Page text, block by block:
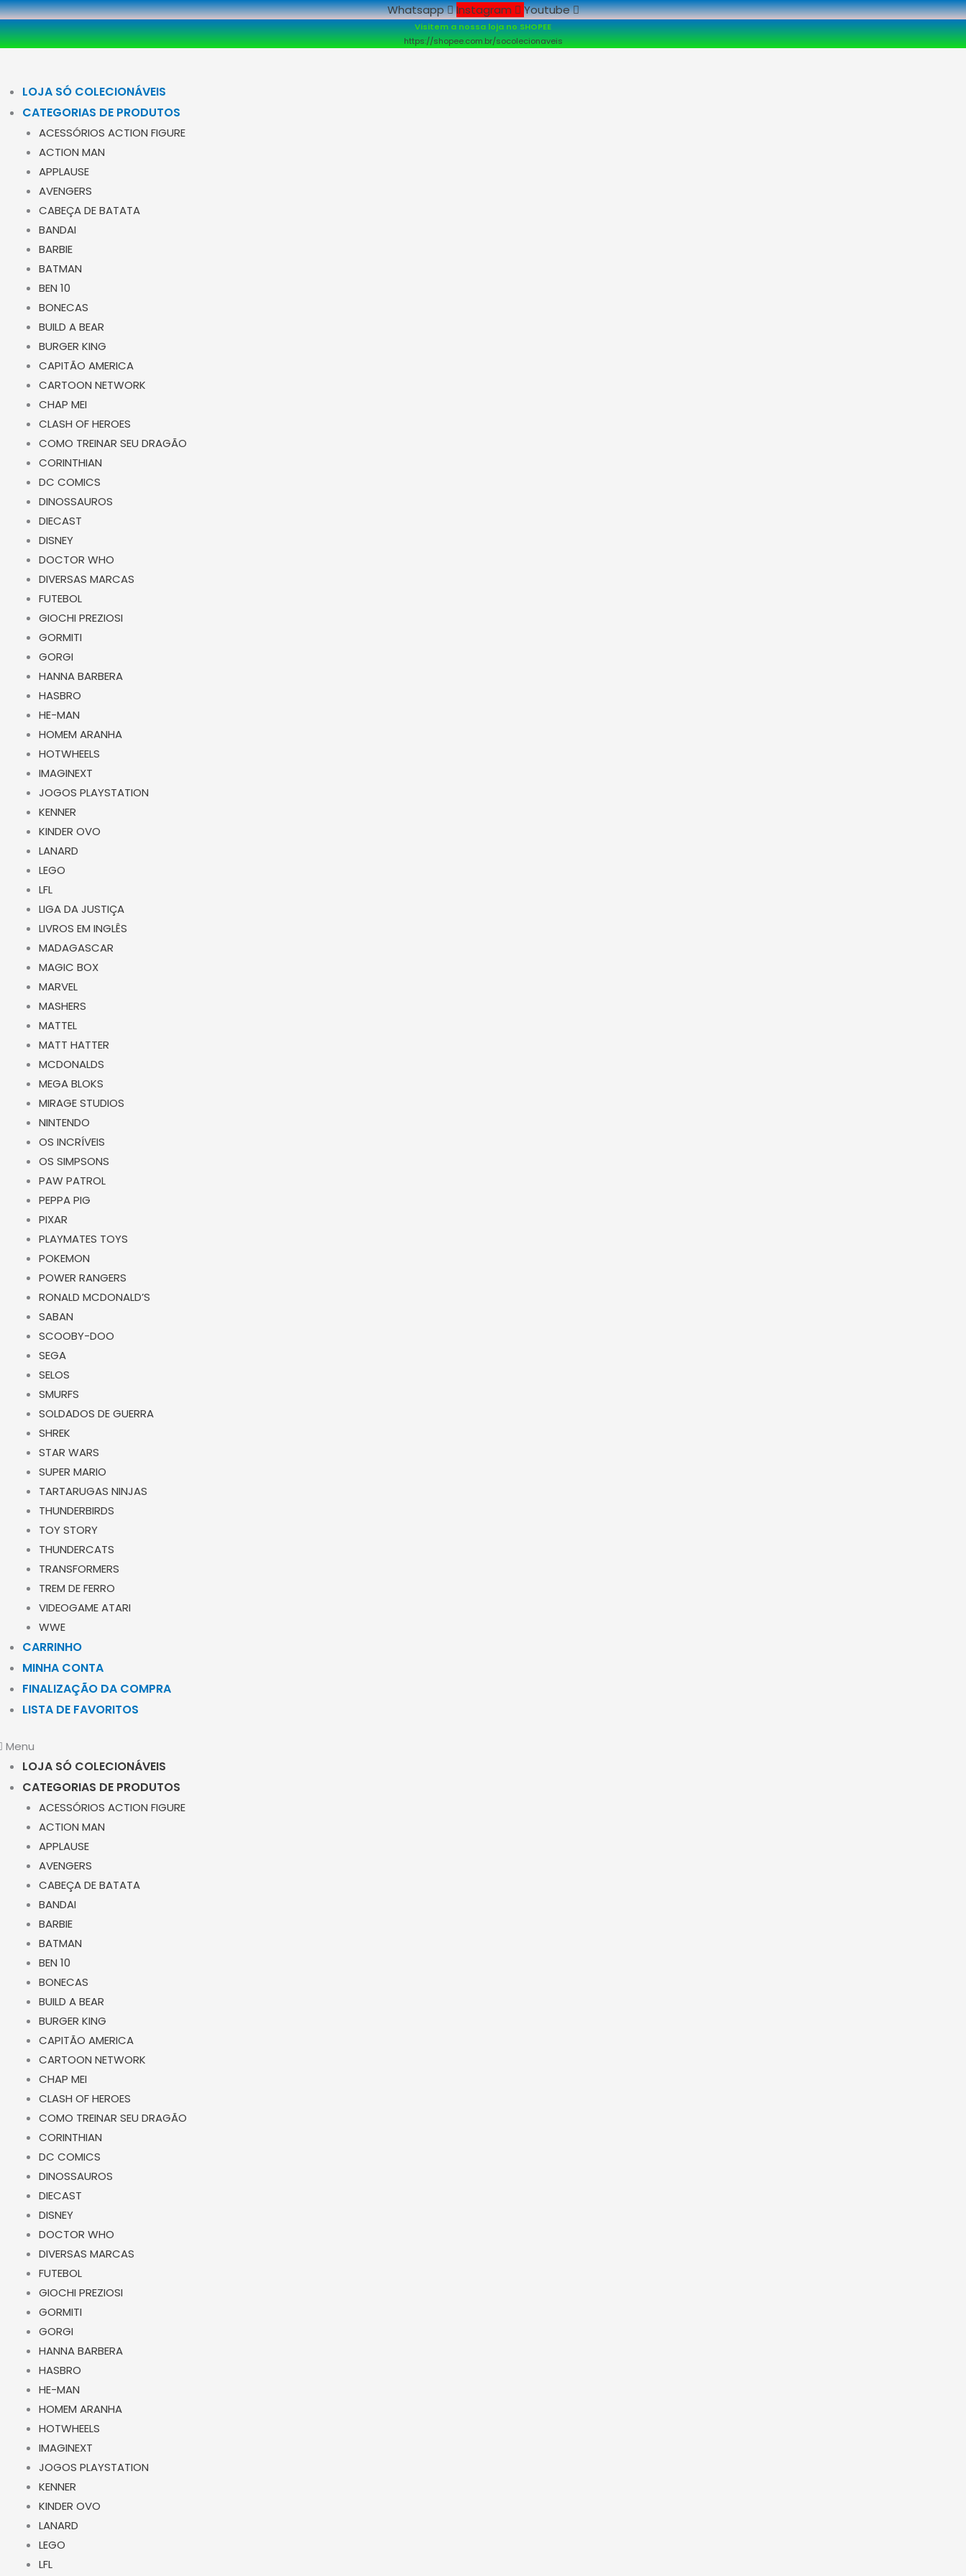
Ir
para
o
Whatsapp Instagram Youtube
Visitem a nossa loja no SHOPEE
https://shopee.com.br/socolecionaveis
LOJA SÓ COLECIONÁVEIS
CATEGORIAS DE PRODUTOS
ACESSÓRIOS ACTION FIGURE
ACTION MAN
APPLAUSE
AVENGERS
CABEÇA DE BATATA
BANDAI
BARBIE
BATMAN
BEN 10
BONECAS
BUILD A BEAR
BURGER KING
CAPITÃO AMERICA
CARTOON NETWORK
CHAP MEI
CLASH OF HEROES
COMO TREINAR SEU DRAGÃO
CORINTHIAN
DC COMICS
DINOSSAUROS
DIECAST
DISNEY
DOCTOR WHO
DIVERSAS MARCAS
FUTEBOL
GIOCHI PREZIOSI
GORMITI
GORGI
HANNA BARBERA
HASBRO
HE-MAN
HOMEM ARANHA
HOTWHEELS
IMAGINEXT
JOGOS PLAYSTATION
KENNER
KINDER OVO
LANARD
LEGO
LFL
LIGA DA JUSTIÇA
LIVROS EM INGLÊS
MADAGASCAR
MAGIC BOX
MARVEL
MASHERS
MATTEL
MATT HATTER
MCDONALDS
MEGA BLOKS
MIRAGE STUDIOS
NINTENDO
OS INCRÍVEIS
OS SIMPSONS
PAW PATROL
PEPPA PIG
PIXAR
PLAYMATES TOYS
POKEMON
POWER RANGERS
RONALD MCDONALD’S
SABAN
SCOOBY-DOO
SEGA
SELOS
SMURFS
SOLDADOS DE GUERRA
SHREK
STAR WARS
SUPER MARIO
TARTARUGAS NINJAS
THUNDERBIRDS
TOY STORY
THUNDERCATS
TRANSFORMERS
TREM DE FERRO
VIDEOGAME ATARI
WWE
CARRINHO
MINHA CONTA
FINALIZAÇÃO DA COMPRA
LISTA DE FAVORITOS
Menu
LOJA SÓ COLECIONÁVEIS
CATEGORIAS DE PRODUTOS
ACESSÓRIOS ACTION FIGURE
ACTION MAN
APPLAUSE
AVENGERS
CABEÇA DE BATATA
BANDAI
BARBIE
BATMAN
BEN 10
BONECAS
BUILD A BEAR
BURGER KING
CAPITÃO AMERICA
CARTOON NETWORK
CHAP MEI
CLASH OF HEROES
COMO TREINAR SEU DRAGÃO
CORINTHIAN
DC COMICS
DINOSSAUROS
DIECAST
DISNEY
DOCTOR WHO
DIVERSAS MARCAS
FUTEBOL
GIOCHI PREZIOSI
GORMITI
GORGI
HANNA BARBERA
HASBRO
HE-MAN
HOMEM ARANHA
HOTWHEELS
IMAGINEXT
JOGOS PLAYSTATION
KENNER
KINDER OVO
LANARD
LEGO
LFL